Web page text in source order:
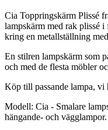
Cia Toppringskärm Plissé
lampskärm med rak plissé
kring en metallställning
En stilren lampskärm som
och med de flesta möbler
Köp till passande lampa, vi
Modell: Cia - Smalare
hängande- och vägglampor.